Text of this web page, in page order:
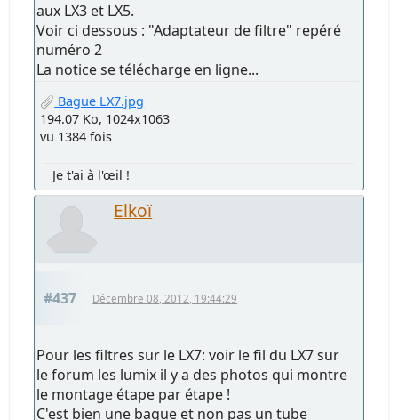
aux LX3 et LX5.
Voir ci dessous : "Adaptateur de filtre" repéré
numéro 2
La notice se télécharge en ligne...
Bague LX7.jpg
194.07 Ko, 1024x1063
vu 1384 fois
Je t'ai à l'œil !
Elkoï
#437 Décembre 08, 2012, 19:44:29
Pour les filtres sur le LX7: voir le fil du LX7 sur
le forum les lumix il y a des photos qui montre
le montage étape par étape !
C'est bien une bague et non pas un tube